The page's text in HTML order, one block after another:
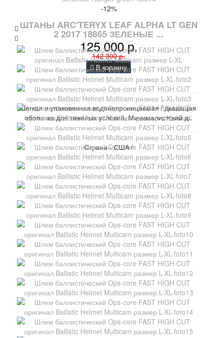
-12%
ШТАНЫ ARC'TERYX LEAF ALPHA LT GEN
2 2017 18865 ЗЕЛЕНЫЕ ...
125 000 р.
142 300 р.
В корзину
Легкая и упаковочная водонепроницаемая / дышащая
оболочка для тяжелых условий. Минималистский д..
Страна - США /